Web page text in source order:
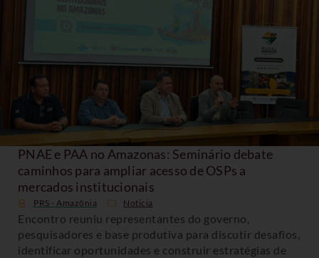
PNAE e PAA no Amazonas: Seminário debate
caminhos para ampliar acesso de OSPs a
mercados institucionais
PRS - Amazônia Noticia
Encontro reuniu representantes do governo,
pesquisadores e base produtiva para discutir desafios,
identificar oportunidades e construir estratégias de